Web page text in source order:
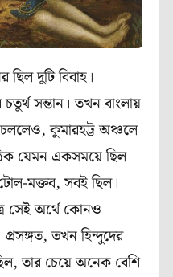
ছিল দুটি বিবাহ।
চতুর্থ সন্তান। তখন বাংলায়
কুমারহট্ট অঞ্চলে
যেমন একসময়ে ছিল
টোল-মক্তব, সবই ছিল।
সেই অর্থে কোনও
প্রসঙ্গত, তখন হিন্দুদের
তার চেয়ে অনেক বেশি